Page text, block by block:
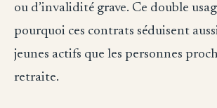
ou d’invalidité grave. Ce double
pourquoi ces contrats séduisent
jeunes actifs que les personnes
retraite.